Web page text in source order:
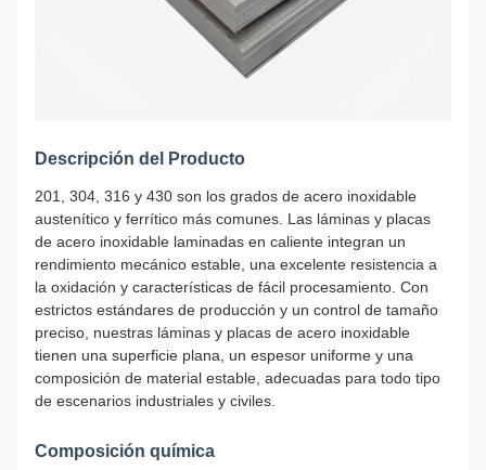
Descripción del Producto
201, 304, 316 y 430 son los grados de acero inoxidable
austenítico y ferrítico más comunes. Las láminas y placas
de acero inoxidable laminadas en caliente integran un
rendimiento mecánico estable, una excelente resistencia a
la oxidación y características de fácil procesamiento. Con
estrictos estándares de producción y un control de tamaño
preciso, nuestras láminas y placas de acero inoxidable
tienen una superficie plana, un espesor uniforme y una
composición de material estable, adecuadas para todo tipo
de escenarios industriales y civiles.
Composición química